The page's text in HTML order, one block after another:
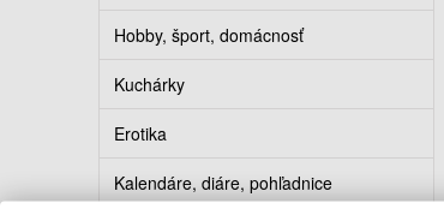
Hobby, šport, domácnosť
Kuchárky
Erotika
Kalendáre, diáre, pohľadnice